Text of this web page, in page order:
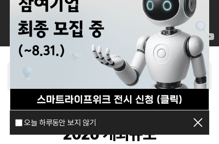
오늘 하루동안 보지 않기
사전 등록 전시 신청
2026 개최규모